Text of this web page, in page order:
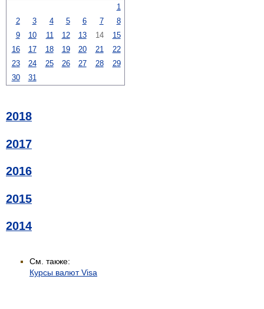
1
2
3 4 5 6 7
8
9
10 11 12 13 14
15
16
17 18 19 20 21
22
23
24 25 26 27 28
29
30
31
2018
2017
2016
2015
2014
См. также:
Курсы валют Visa